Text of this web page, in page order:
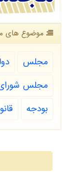
موضوع های
مجلس
مجلس
بودجه